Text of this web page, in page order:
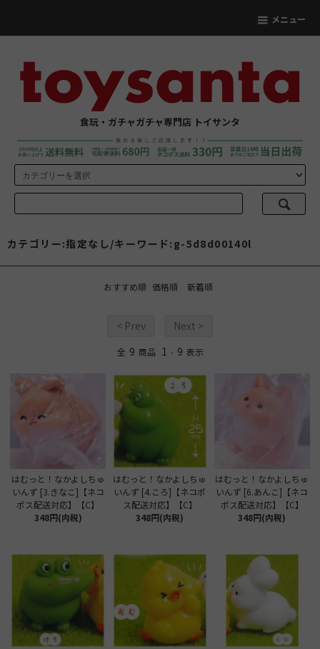
メニュー
食玩・ガチャガチャ専門店 トイサンタ
カテゴリー:指定なし/キーワード:g-5d8d00140l
おすすめ順 価格順 新着順
< Prev Next >
全 9 商品 1 - 9 表示
はむっと！なかよしちゅ
いんず [3.きなこ]【ネコ
ポス配送対応】【C】
348円(内税)
はむっと！なかよしちゅ
いんず [4.ころ]【ネコポ
ス配送対応】【C】
348円(内税)
はむっと！なかよしちゅ
いんず [6.あんこ]【ネコ
ポス配送対応】【C】
348円(内税)